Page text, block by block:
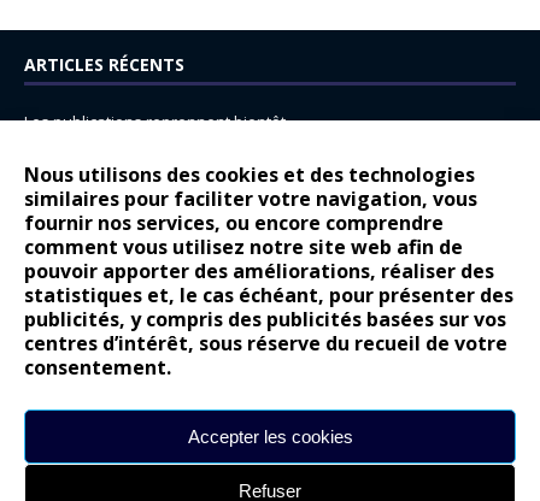
Nous utilisons des cookies et des technologies
similaires pour faciliter votre navigation, vous
fournir nos services, ou encore comprendre
comment vous utilisez notre site web afin de
pouvoir apporter des améliorations, réaliser des
statistiques et, le cas échéant, pour présenter des
publicités, y compris des publicités basées sur vos
centres d’intérêt, sous réserve du recueil de votre
consentement.
Accepter les cookies
Refuser
ARTICLES RÉCENTS
Les publications reprennent bientôt…
14 juillet : nouveau film de marque pour Citroën
Renault Espace : voyage, voyage…
Peugeot E-208 GTi : naissance d’une légende
COMMENTAIRES RÉCENTS
Bernard Dardartdans
Gilly
gyo
Lancia Ypsilon : naturellement envoûtante ?